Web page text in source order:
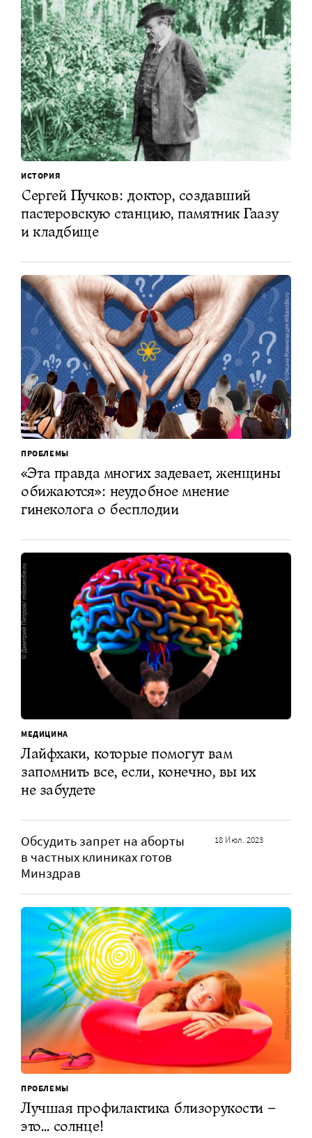
ИСТОРИЯ
Сергей Пучков: доктор, создавший
пастеровскую станцию, памятник Гаазу
и кладбище
ПРОБЛЕМЫ
«Эта правда многих задевает, женщины
обижаются»: неудобное мнение
гинеколога о бесплодии
МЕДИЦИНА
Лайфхаки, которые помогут вам
запомнить все, если, конечно, вы их
не забудете
Обсудить запрет на аборты
в частных клиниках готов
Минздрав
18 Июл. 2023
ПРОБЛЕМЫ
Лучшая профилактика близорукости –
это… солнце!